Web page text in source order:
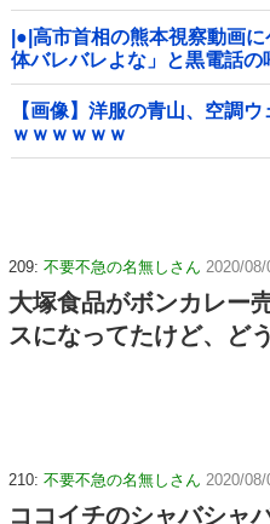
|●|高市首相の熊本視察動画
体バレバレよな」と黒電話
【画像】洋服の青山、空調
ｗｗｗｗｗｗ
209: 不要不急の名無しさん 2020/
大塚食品がボンカレー
スになってたけど、ど
210: 不要不急の名無しさん 2020/
ココイチのシャバシャ